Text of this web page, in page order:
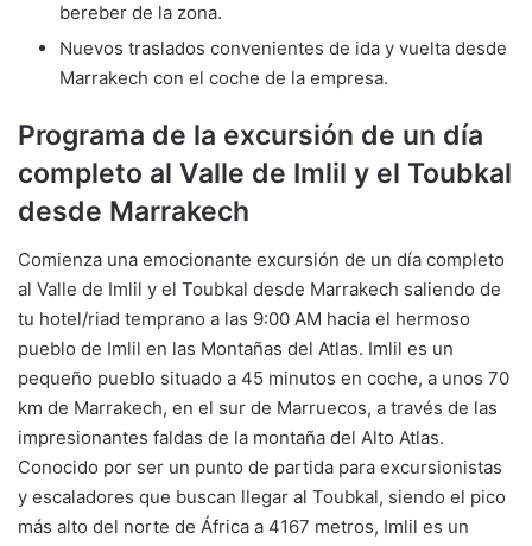
bereber de la zona.
Nuevos traslados convenientes de ida y vuelta desde
Marrakech con el coche de la empresa.
Programa de la excursión de un día
completo al Valle de Imlil y el Toubkal
desde Marrakech
Comienza una emocionante excursión de un día completo
al Valle de Imlil y el Toubkal desde Marrakech saliendo de
tu hotel/riad temprano a las 9:00 AM hacia el hermoso
pueblo de Imlil en las Montañas del Atlas. Imlil es un
pequeño pueblo situado a 45 minutos en coche, a unos 70
km de Marrakech, en el sur de Marruecos, a través de las
impresionantes faldas de la montaña del Alto Atlas.
Conocido por ser un punto de partida para excursionistas
y escaladores que buscan llegar al Toubkal, siendo el pico
más alto del norte de África a 4167 metros, Imlil es un